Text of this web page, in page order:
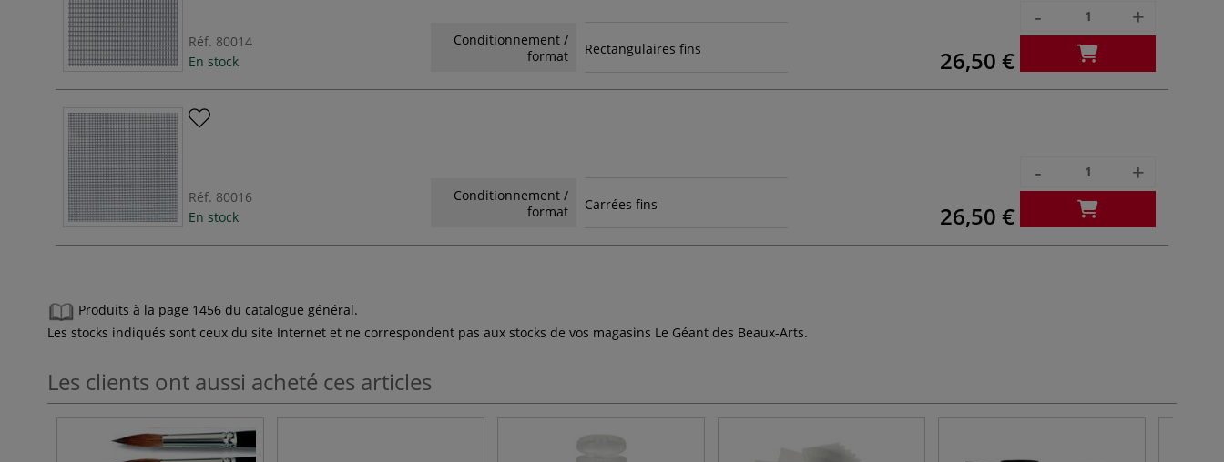
Réf. 80014
En stock
Conditionnement /
format
Rectangulaires fins 26,50 €
- +
Réf. 80016
En stock
Conditionnement /
format
Carrées fins 26,50 €
- +
Produits à la page 1456 du catalogue général.
Les stocks indiqués sont ceux du site Internet et ne correspondent pas aux stocks de vos magasins Le Géant des Beaux-Arts.
Les clients ont aussi acheté ces articles